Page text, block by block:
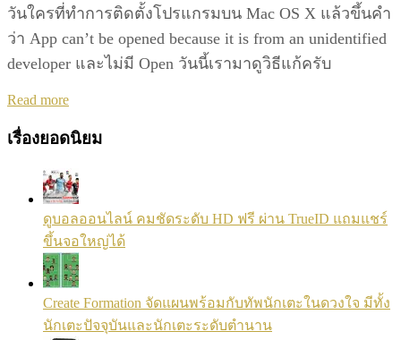
วันใครที่ทำการติดตั้งโปรแกรมบน Mac OS X แล้วขึ้นคำ
ว่า App can’t be opened because it is from an unidentified
developer และไม่มี Open วันนี้เรามาดูวิธีแก้ครับ
Read moreDetails
เรื่องยอดนิยม
ดูบอลออนไลน์ คมชัดระดับ HD ฟรี ผ่าน TrueID แถมแชร์
ขึ้นจอใหญ่ได้
Create Formation จัดแผนพร้อมกับทัพนักเตะในดวงใจ มีทั้ง
นักเตะปัจจุบันและนักเตะระดับตำนาน